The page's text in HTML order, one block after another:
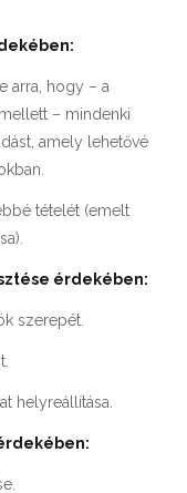
arra, hogy – a
– mindenki
amely lehetővé
tételét (emelt
érdekében:
szerepét.
helyreállítása.